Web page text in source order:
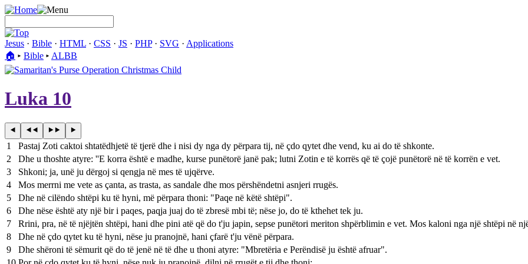
Jesus · Bible · HTML · CSS · JS · PHP· SVG · Applications
🏠︎ ▸ Bible ▸ ALBB
Luka 10
1
Pastaj Zoti caktoi shtatëdhjetë të tjerë dhe i nisi dy nga dy përpara tij, në çdo qytet dhe vend, ku ai do të shkonte.
2
Dhe u thoshte atyre: ''E korra është e madhe, kurse punëtorë janë pak; lutni Zotin e të korrës që të çojë punëtorë në të korrën e vet.
3
Shkoni; ja, unë ju dërgoj si qengja në mes të ujqërve.
4
Mos merrni me vete as çanta, as trasta, as sandale dhe mos përshëndetni asnjeri rrugës.
5
Dhe në cilëndo shtëpi ku të hyni, më përpara thoni: "Paqe në këtë shtëpi".
6
Dhe nëse është aty një bir i paqes, paqja juaj do të zbresë mbi të; nëse jo, do të kthehet tek ju.
7
Rrini, pra, në të njëjtën shtëpi, hani dhe pini atë që do t'ju japin, sepse punëtori meriton shpërblimin e vet. Mos kaloni nga një shtëpi në
8
Dhe në çdo qytet ku të hyni, nëse ju pranojnë, hani çfarë t'ju vënë përpara.
9
Dhe shëroni të sëmurit që do të jenë në të dhe u thoni atyre: "Mbretëria e Perëndisë ju është afruar".